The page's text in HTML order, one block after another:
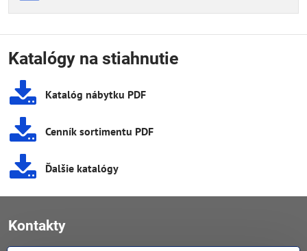
Katalógy na stiahnutie
Katalóg nábytku PDF
Cenník sortimentu PDF
Ďalšie katalógy
Kontakty